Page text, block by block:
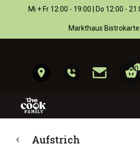
Mi + Fr 12:00 - 19:00 | Do 12:00 -
Markthaus Bistrokarte
0
Aufstrich